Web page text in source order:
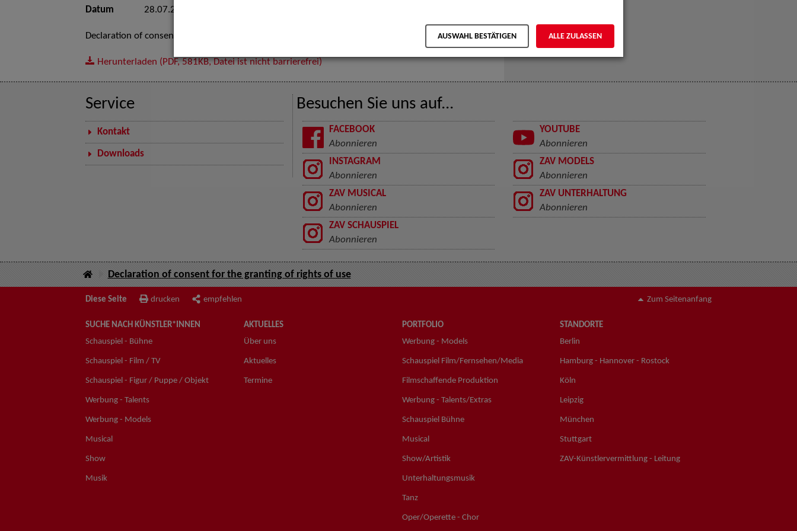
Datum 28.07.2020
Declaration of consent for the granting of rights of use.
Herunterladen (PDF, 581KB, Datei ist nicht barrierefrei)
Service
Kontakt
Downloads
Besuchen Sie uns auf...
FACEBOOK
Abonnieren
YOUTUBE
Abonnieren
INSTAGRAM
Abonnieren
ZAV MODELS
Abonnieren
ZAV MUSICAL
Abonnieren
ZAV UNTERHALTUNG
Abonnieren
ZAV SCHAUSPIEL
Abonnieren
Declaration of consent for the granting of rights of use
Diese Seite drucken empfehlen Zum Seitenanfang
SUCHE NACH KÜNSTLER*INNEN
Schauspiel - Bühne
Schauspiel - Film / TV
Schauspiel - Figur / Puppe / Objekt
Werbung - Talents
Werbung - Models
Musical
Show
Musik
AKTUELLES
Über uns
Aktuelles
Termine
PORTFOLIO
Werbung - Models
Schauspiel Film/Fernsehen/Media
Filmschaffende Produktion
Werbung - Talents/Extras
Schauspiel Bühne
Musical
Show/Artistik
Unterhaltungsmusik
Tanz
Oper/Operette - Chor
STANDORTE
Berlin
Hamburg - Hannover - Rostock
Köln
Leipzig
München
Stuttgart
ZAV-Künstlervermittlung - Leitung
AUSWAHL BESTÄTIGEN ALLE ZULASSEN